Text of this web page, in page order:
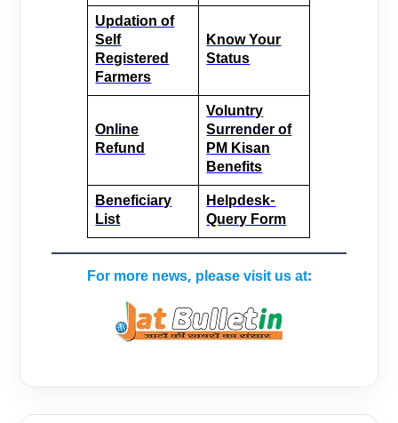
Updation of
Self
Registered
Farmers
Know Your
Status
Online
Refund
Voluntry
Surrender of
PM Kisan
Benefits
Beneficiary
List
Helpdesk-
Query Form
For more news, please visit us at: